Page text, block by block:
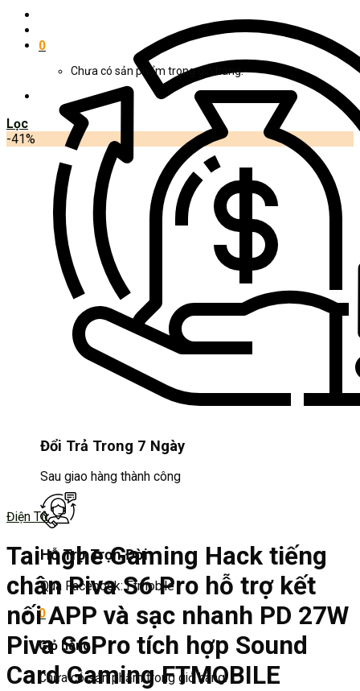
Đổi Trả Trong 7 Ngày
Sau giao hàng thành công
Hỗ Trợ Trọn Đời
Qua Facebook: Ftmobile
0
Giỏ hàng
Chưa có sản phẩm trong giỏ hàng.
0
Chưa có sản phẩm trong giỏ hàng.
Lọc
-41%
Điện Tử
Tai nghe Gaming Hack tiếng
chân Piva S6 Pro hỗ trợ kết
nối APP và sạc nhanh PD 27W
Piva S6Pro tích hợp Sound
Card Gaming FTMOBILE